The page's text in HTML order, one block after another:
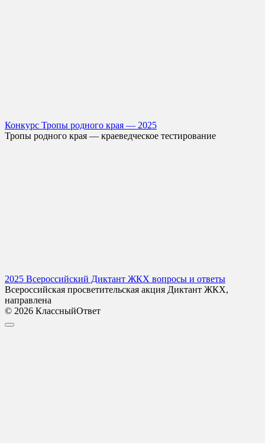
Конкурс Тропы родного края — 2025
Тропы родного края — краеведческое тестирование
2025 Всероссийский Диктант ЖКХ вопросы и ответы
Всероссийская просветительская акция Диктант ЖКХ,
направлена
© 2026 КлассныйОтвет